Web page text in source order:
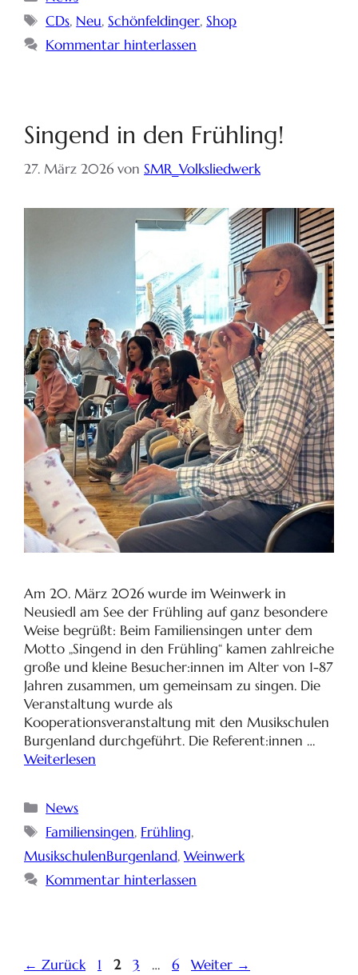
CDs, Neu, Schönfeldinger, Shop
Kommentar hinterlassen
Singend in den Frühling!
27. März 2026 von SMR_Volksliedwerk
Am 20. März 2026 wurde im Weinwerk in
Neusiedl am See der Frühling auf ganz besondere
Weise begrüßt: Beim Familiensingen unter dem
Motto „Singend in den Frühling“ kamen zahlreiche
große und kleine Besucher:innen im Alter von 1-87
Jahren zusammen, um gemeinsam zu singen. Die
Veranstaltung wurde als
Kooperationsveranstaltung mit den Musikschulen
Burgenland durchgeführt. Die Referent:innen …
Weiterlesen
News
Familiensingen, Frühling,
MusikschulenBurgenland, Weinwerk
Kommentar hinterlassen
← Zurück 1 2 3 … 6 Weiter →